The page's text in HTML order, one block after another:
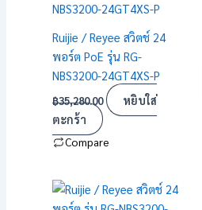
Ruijie / Reyee สวิตช์ 24
พอร์ต PoE รุ่น RG-
NBS3200-24GT4XS-P
฿35,280.00
หยิบใส่
ตะกร้า
Compare